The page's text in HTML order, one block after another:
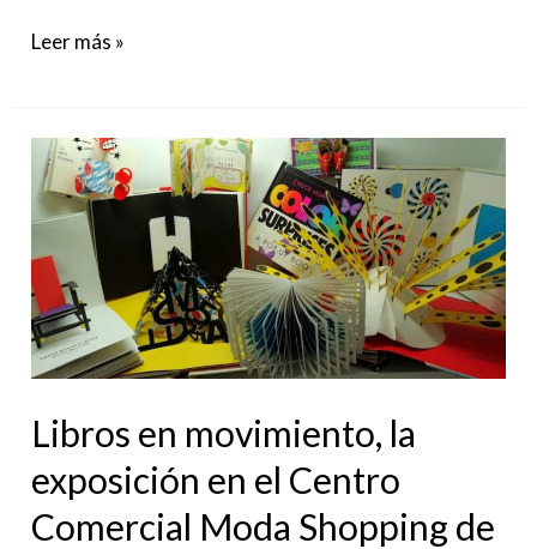
Leer más »
Libros en movimiento, la
exposición en el Centro
Comercial Moda Shopping de
Libros
en
movimiento,
la
exposición
en
el
Centro
Comercial
Moda
Shopping